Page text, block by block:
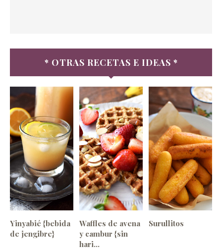
* OTRAS RECETAS E IDEAS *
Yinyabié {bebida
de jengibre}
Waffles de avena
y cambur {sin
hari...
Surullitos